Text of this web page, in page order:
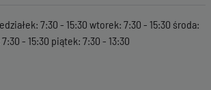
7:30 - 15:30 wtorek: 7:30 - 15:30 środa:
- 15:30 piątek: 7:30 - 13:30